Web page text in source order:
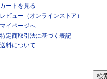
カートを見る
レビュー（オンラインストア）
マイページへ
特定商取引法に基づく表記
送料について